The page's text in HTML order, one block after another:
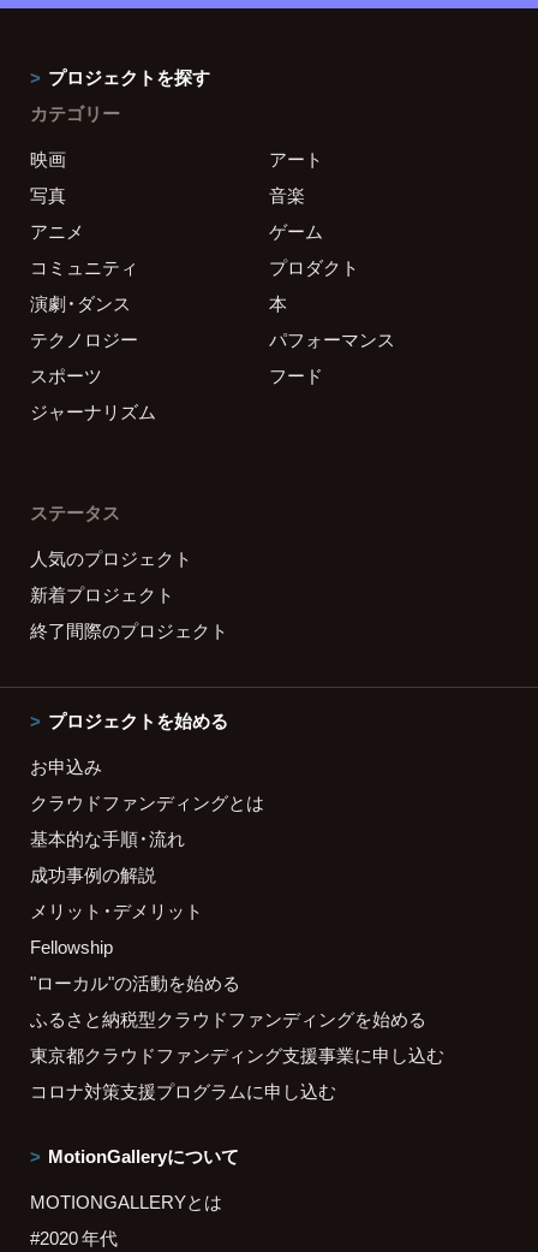
プロジェクトを探す
カテゴリー
映画
アート
写真
音楽
アニメ
ゲーム
コミュニティ
プロダクト
演劇・ダンス
本
テクノロジー
パフォーマンス
スポーツ
フード
ジャーナリズム
ステータス
人気のプロジェクト
新着プロジェクト
終了間際のプロジェクト
プロジェクトを始める
お申込み
クラウドファンディングとは
基本的な手順・流れ
成功事例の解説
メリット・デメリット
Fellowship
"ローカル"の活動を始める
ふるさと納税型クラウドファンディングを始める
東京都クラウドファンディング支援事業に申し込む
コロナ対策支援プログラムに申し込む
MotionGalleryについて
MOTIONGALLERYとは
#2020 年代